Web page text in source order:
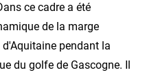
ce cadre a été
de la marge
pendant la
du golfe de Gascogne. Il